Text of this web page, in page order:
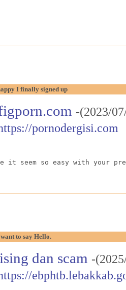
I finally signed up
-(2023/
pornodergisi.com
it seem so easy with your
to say Hello.
dan scam -